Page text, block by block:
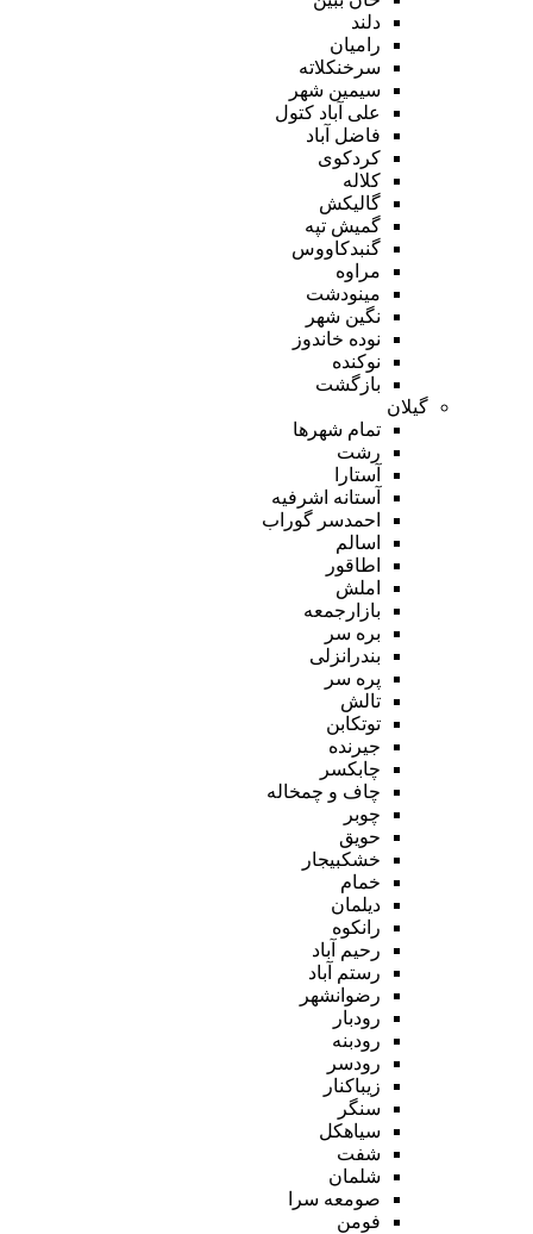
دلند
رامیان
سرخنکلاته
سیمین شهر
علی آباد کتول
فاضل آباد
کردکوی
کلاله
گالیکش
گمیش تپه
گنبدکاووس
مراوه
مینودشت
نگین شهر
نوده خاندوز
نوکنده
بازگشت
گیلان
تمام شهر‌ها
رشت
آستارا
آستانه اشرفیه
احمدسر گوراب
اسالم
اطاقور
املش
بازارجمعه
بره سر
بندرانزلی
پره سر
تالش
توتکابن
جیرنده
چابکسر
چاف و چمخاله
چوبر
حویق
خشکبیجار
خمام
دیلمان
رانکوه
رحیم آباد
رستم آباد
رضوانشهر
رودبار
رودبنه
رودسر
زیباکنار
سنگر
سیاهکل
شفت
شلمان
صومعه سرا
فومن